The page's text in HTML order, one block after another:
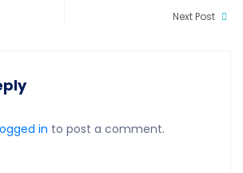
Next Post
in to post a comment.